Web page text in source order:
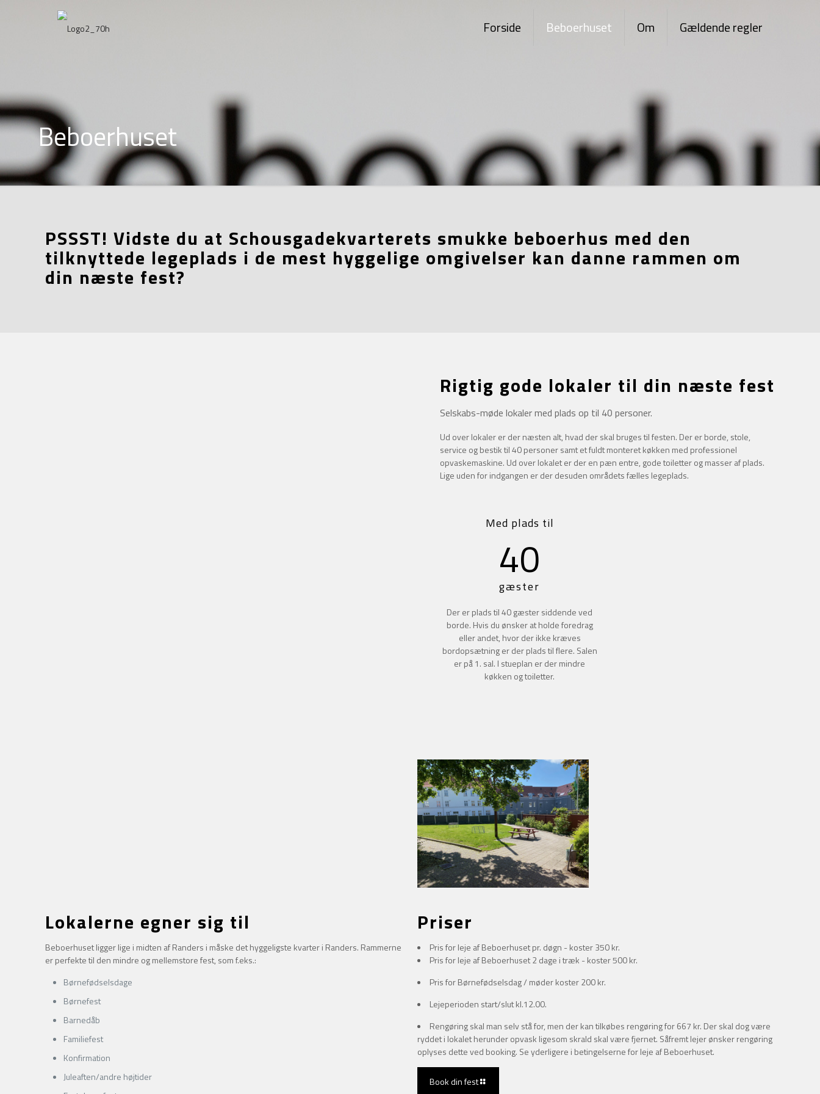
Forside Beboerhuset Om Gældende regler
Beboerhuset
PSSST! Vidste du at Schousgadekvarterets smukke beboerhus med den
tilknyttede legeplads i de mest hyggelige omgivelser kan danne rammen om
din næste fest?
Rigtig gode lokaler til din næste fest
Selskabs-møde lokaler med plads op til 40 personer.
Ud over lokaler er der næsten alt, hvad der skal bruges til festen. Der er borde, stole,
service og bestik til 40 personer samt et fuldt monteret køkken med professionel
opvaskemaskine. Ud over lokalet er der en pæn entre, gode toiletter og masser af plads.
Lige uden for indgangen er der desuden områdets fælles legeplads.
Med plads til
40
gæster
Der er plads til 40 gæster siddende ved
borde. Hvis du ønsker at holde foredrag
eller andet, hvor der ikke kræves
bordopsætning er der plads til flere. Salen
er på 1. sal. I stueplan er der mindre
køkken og toiletter.
Lokalerne egner sig til
Beboerhuset ligger lige i midten af Randers i måske det hyggeligste kvarter i Randers. Rammerne
er perfekte til den mindre og mellemstore fest, som f.eks.:
Børnefødselsdage
Børnefest
Barnedåb
Familiefest
Konfirmation
Juleaften/andre højtider
Priser
Pris for leje af Beboerhuset pr. døgn - koster 350 kr.
Pris for leje af Beboerhuset 2 dage i træk - koster 500 kr.
Pris for Børnefødselsdag / møder koster 200 kr.
Lejeperioden start/slut kl.12.00.
Rengøring skal man selv stå for, men der kan tilkøbes rengøring for 667 kr. Der skal dog være
ryddet i lokalet herunder opvask ligesom skrald skal være fjernet. Såfremt lejer ønsker rengøring
oplyses dette ved booking. Se yderligere i betingelserne for leje af Beboerhuset.
Book din fest